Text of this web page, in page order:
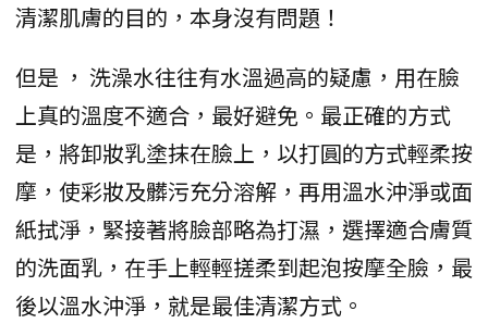
清潔肌膚的目的，本身沒有問題！
但是 ， 洗澡水往往有水溫過高的疑慮，用在臉
上真的溫度不適合，最好避免。最正確的方式
是，將卸妝乳塗抹在臉上，以打圓的方式輕柔按
摩，使彩妝及髒污充分溶解，再用溫水沖淨或面
紙拭淨，緊接著將臉部略為打濕，選擇適合膚質
的洗面乳，在手上輕輕搓柔到起泡按摩全臉，最
後以溫水沖淨，就是最佳清潔方式。